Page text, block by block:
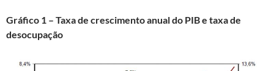
Gráfico 1 – Taxa de crescimento anual do PIB e taxa de
desocupação